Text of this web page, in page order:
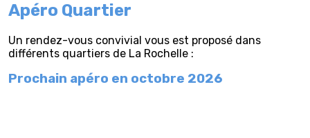
Apéro Quartier
Un rendez-vous convivial vous est proposé dans
différents quartiers de La Rochelle :
Prochain apéro en octobre 2026